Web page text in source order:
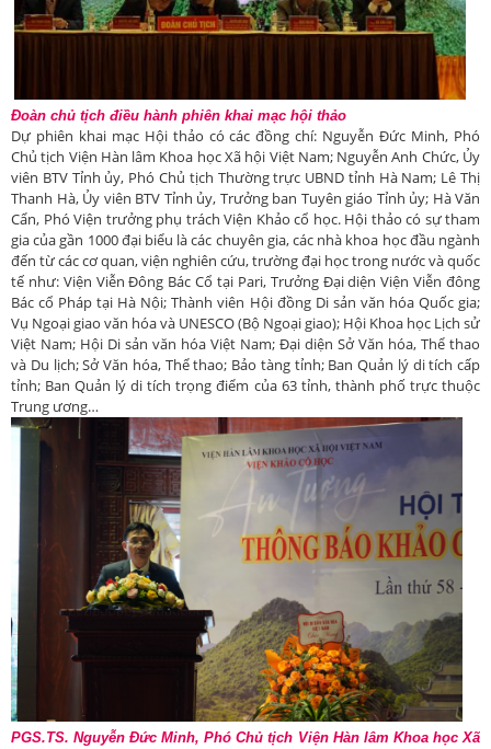
Đoàn chủ tịch điều hành phiên khai mạc hội thảo
Dự phiên khai mạc Hội thảo có các đồng chí: Nguyễn Đức Minh, Phó
Chủ tịch Viện Hàn lâm Khoa học Xã hội Việt Nam; Nguyễn Anh Chức, Ủy
viên BTV Tỉnh ủy, Phó Chủ tịch Thường trực UBND tỉnh Hà Nam; Lê Thị
Thanh Hà, Ủy viên BTV Tỉnh ủy, Trưởng ban Tuyên giáo Tỉnh ủy; Hà Văn
Cẩn, Phó Viện trưởng phụ trách Viện Khảo cổ học. Hội thảo có sự tham
gia của gần 1000 đại biểu là các chuyên gia, các nhà khoa học đầu ngành
đến từ các cơ quan, viện nghiên cứu, trường đại học trong nước và quốc
tế như: Viện Viễn Đông Bác Cổ tại Pari, Trưởng Đại diện Viện Viễn đông
Bác cổ Pháp tại Hà Nội; Thành viên Hội đồng Di sản văn hóa Quốc gia;
Vụ Ngoại giao văn hóa và UNESCO (Bộ Ngoại giao); Hội Khoa học Lịch sử
Việt Nam; Hội Di sản văn hóa Việt Nam; Đại diện Sở Văn hóa, Thể thao
và Du lịch; Sở Văn hóa, Thể thao; Bảo tàng tỉnh; Ban Quản lý di tích cấp
tỉnh; Ban Quản lý di tích trọng điểm của 63 tỉnh, thành phố trực thuộc
Trung ương…
PGS.TS. Nguyễn Đức Minh, Phó Chủ tịch Viện Hàn lâm Khoa học Xã